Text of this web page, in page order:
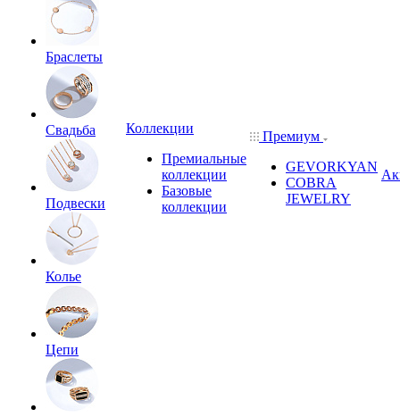
Браслеты
Свадьба
Подвески
Колье
Цепи
Коллекции
Премиальные
коллекции
Базовые
коллекции
Премиум
GEVORKYAN
COBRA
JEWELRY